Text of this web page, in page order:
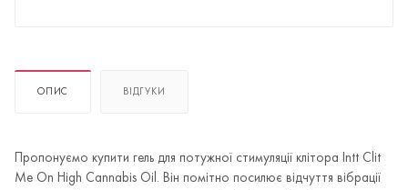
ОПИС ВІДГУКИ
Пропонуємо купити гель для потужної стимуляції клітора Intt Clit
Me On High Cannabis Oil. Він помітно посилює відчуття вібрації